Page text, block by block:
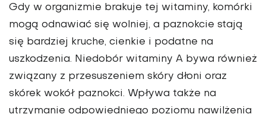
Gdy w organizmie brakuje tej witaminy, komórki
mogą odnawiać się wolniej, a paznokcie stają
się bardziej kruche, cienkie i podatne na
uszkodzenia. Niedobór witaminy A bywa również
związany z przesuszeniem skóry dłoni oraz
skórek wokół paznokci. Wpływa także na
utrzymanie odpowiedniego poziomu nawilżenia